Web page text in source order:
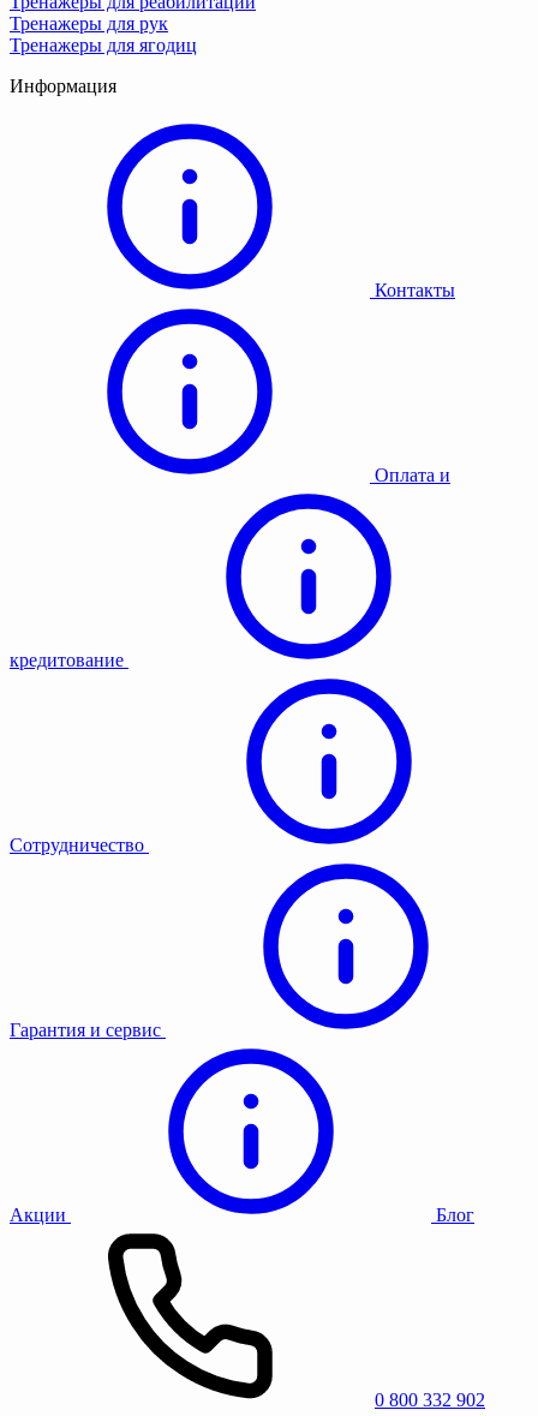
Тренажеры для рук
Тренажеры для ягодиц
Информация
Контакты
Оплата и
кредитование
Сотрудничество
Гарантия и сервис
Акции Блог
0 800 332 902